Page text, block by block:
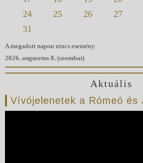
24
25 26 27
31
A megadott napon nincs esemény.
2026. augusztus 8. (szombat)
Aktuális
Vívójelenetek a Rómeó és